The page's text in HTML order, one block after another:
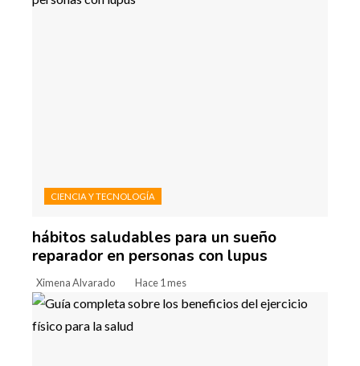
CIENCIA Y TECNOLOGÍA
hábitos saludables para un sueño
reparador en personas con lupus
Ximena Alvarado Hace 1 mes